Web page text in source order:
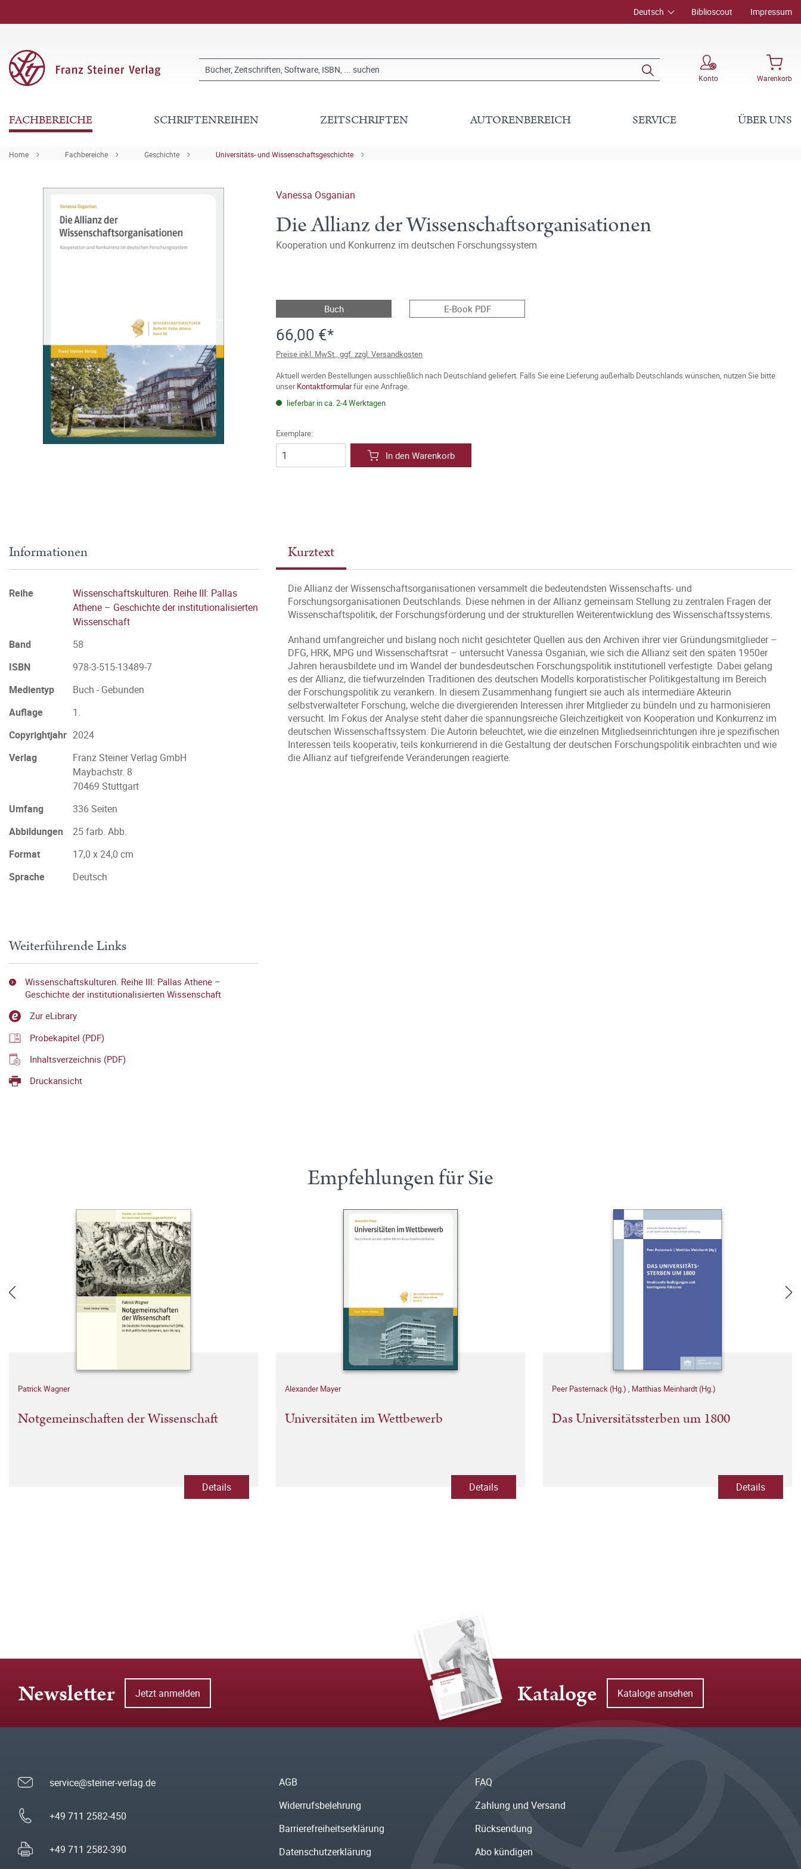
Deutsch Biblioscout Impressum
Konto Warenkorb
FACHBEREICHE SCHRIFTENREIHEN ZEITSCHRIFTEN AUTORENBEREICH SERVICE ÜBER UNS
Home Fachbereiche Geschichte Universitäts- und Wissenschaftsgeschichte
Vanessa Osganian
Die Allianz der Wissenschaftsorganisationen
Kooperation und Konkurrenz im deutschen Forschungssystem
Buch E-Book PDF
66,00 €*
Preise inkl. MwSt., ggf. zzgl. Versandkosten
Aktuell werden Bestellungen ausschließlich nach Deutschland geliefert. Falls Sie eine Lieferung außerhalb Deutschlands wünschen, nutzen Sie bitte
unserKontaktformularfür eine Anfrage.
lieferbar in ca. 2-4 Werktagen
Exemplare:
In den Warenkorb
Kurztext
Die Allianz der Wissenschaftsorganisationen versammelt die bedeutendsten Wissenschafts- und
Forschungsorganisationen Deutschlands. Diese nehmen in der Allianz gemeinsam Stellung zu zentralen Fragen der
Wissenschaftspolitik, der Forschungsförderung und der strukturellen Weiterentwicklung des Wissenschaftssystems.
Anhand umfangreicher und bislang noch nicht gesichteter Quellen aus den Archiven ihrer vier Gründungsmitglieder –
DFG, HRK, MPG und Wissenschaftsrat – untersucht Vanessa Osganian, wie sich die Allianz seit den späten 1950er
Jahren herausbildete und im Wandel der bundesdeutschen Forschungspolitik institutionell verfestigte. Dabei gelang
es der Allianz, die tiefwurzelnden Traditionen des deutschen Modells korporatistischer Politikgestaltung im Bereich
der Forschungspolitik zu verankern. In diesem Zusammenhang fungiert sie auch als intermediäre Akteurin
selbstverwalteter Forschung, welche die divergierenden Interessen ihrer Mitglieder zu bündeln und zu harmonisieren
versucht. Im Fokus der Analyse steht daher die spannungsreiche Gleichzeitigkeit von Kooperation und Konkurrenz im
deutschen Wissenschaftssystem. Die Autorin beleuchtet, wie die einzelnen Mitgliedseinrichtungen ihre je spezifischen
Interessen teils kooperativ, teils konkurrierend in die Gestaltung der deutschen Forschungspolitik einbrachten und wie
die Allianz auf tiefgreifende Veränderungen reagierte.
Informationen
Reihe
Wissenschaftskulturen. Reihe III: Pallas
Athene – Geschichte der institutionalisierten
Wissenschaft
Band
58
ISBN
978-3-515-13489-7
Medientyp
Buch - Gebunden
Auflage
1.
Copyrightjahr 2024
Verlag
Franz Steiner Verlag GmbH
Maybachstr. 8
70469 Stuttgart
Umfang
336 Seiten
Abbildungen
25 farb. Abb.
Format
17,0 x 24,0 cm
Sprache
Deutsch
Weiterführende Links
Wissenschaftskulturen. Reihe III: Pallas Athene –
Geschichte der institutionalisierten Wissenschaft
Zur eLibrary
Probekapitel (PDF)
Inhaltsverzeichnis (PDF)
Druckansicht
Empfehlungen für Sie
Patrick Wagner
Notgemeinschaften der Wissenschaft
Details
Alexander Mayer
Universitäten im Wettbewerb
Details
Peer Pasternack (Hg.) , Matthias Meinhardt (Hg.)
Das Universitätssterben um 1800
Details
Newsletter Jetzt anmelden Kataloge Kataloge ansehen
service@steiner-verlag.de
+49 711 2582-450
+49 711 2582-390
AGB
Widerrufsbelehrung
Barrierefreiheitserklärung
Datenschutzerklärung
FAQ
Zahlung und Versand
Rücksendung
Abo kündigen